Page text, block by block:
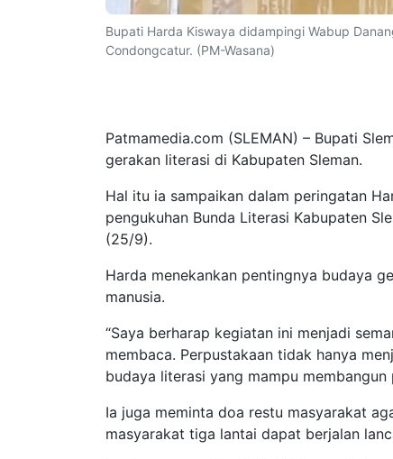
Bupati Harda Kiswaya didampingi Wabup
Condongcatur. (PM-Wasana)
Patmamedia.com (SLEMAN) – Bupati
gerakan literasi di Kabupaten Sleman.
Hal itu ia sampaikan dalam peringatan
pengukuhan Bunda Literasi Kabupaten
(25/9).
Harda menekankan pentingnya budaya
manusia.
“Saya berharap kegiatan ini menjadi
membaca. Perpustakaan tidak hanya
budaya literasi yang mampu
Ia juga meminta doa restu masyarakat
masyarakat tiga lantai dapat berjalan